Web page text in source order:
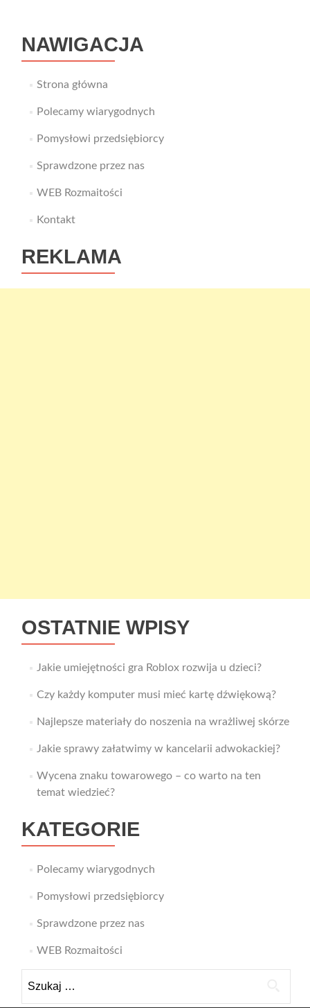
NAWIGACJA
Strona główna
Polecamy wiarygodnych
Pomysłowi przedsiębiorcy
Sprawdzone przez nas
WEB Rozmaitości
Kontakt
REKLAMA
OSTATNIE WPISY
Jakie umiejętności gra Roblox rozwija u dzieci?
Czy każdy komputer musi mieć kartę dźwiękową?
Najlepsze materiały do noszenia na wrażliwej skórze
Jakie sprawy załatwimy w kancelarii adwokackiej?
Wycena znaku towarowego – co warto na ten
temat wiedzieć?
KATEGORIE
Polecamy wiarygodnych
Pomysłowi przedsiębiorcy
Sprawdzone przez nas
WEB Rozmaitości